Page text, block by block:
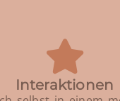
Interaktionen